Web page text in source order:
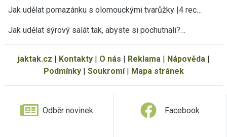
návod.
Všechny nové recepty, sezónní rady, tipy a návody
najdete v pravidelném JakTak zpravodaji ve své e-
mailové schránce. ZDARMA.
Vaše e-mailová adresa
Jak udělat pomazánku s olomouckými tvarůžky |4 rec…
Jak udělat sýrový salát tak, abyste si pochutnali?…
jaktak.cz | Kontakty| O nás | Reklama| Nápověda|
Podmínky| Soukromí| Mapa stránek
Odběr novinek Facebook